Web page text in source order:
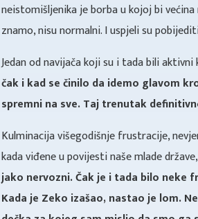
neistomišljenika je borba u kojoj bi
znamo, nisu normalni. I uspjeli su
Jedan od navijača koji su i tada bili
čak i kad se činilo da idemo glavom
spremni na sve. Taj trenutak
Kulminacija višegodišnje frustracije,
kada viđene u povijesti naše mlade
jako nervozni. Čak je i tada bilo neke
Kada je Zeko izašao, nastao je lom.